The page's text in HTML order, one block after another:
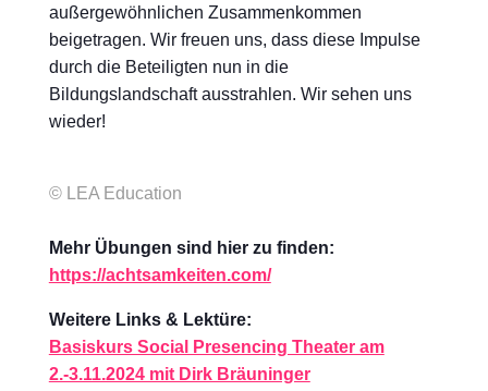
außergewöhnlichen Zusammenkommen
beigetragen. Wir freuen uns, dass diese Impulse
durch die Beteiligten nun in die
Bildungslandschaft ausstrahlen. Wir sehen uns
wieder!
© LEA Education
Mehr Übungen sind hier zu finden:
https://achtsamkeiten.com/
Weitere Links & Lektüre:
Basiskurs Social Presencing Theater am
2.-3.11.2024 mit Dirk Bräuninger